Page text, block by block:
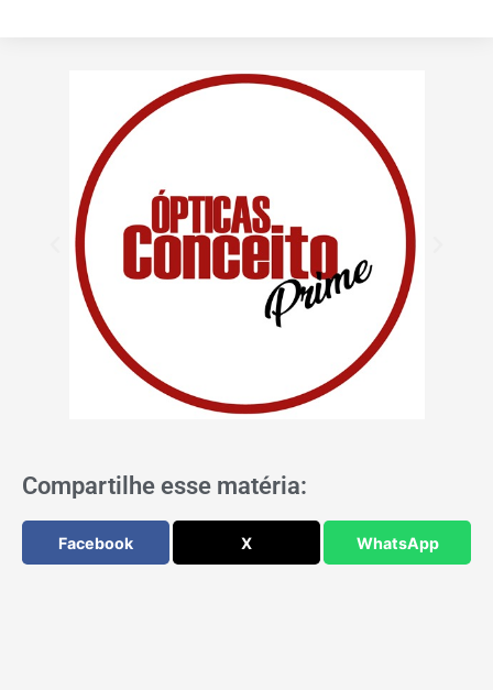
Compartilhe esse matéria:
Facebook X WhatsApp